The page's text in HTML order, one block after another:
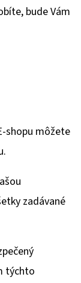
bude Vám
shopu môžete
zadávané
týchto